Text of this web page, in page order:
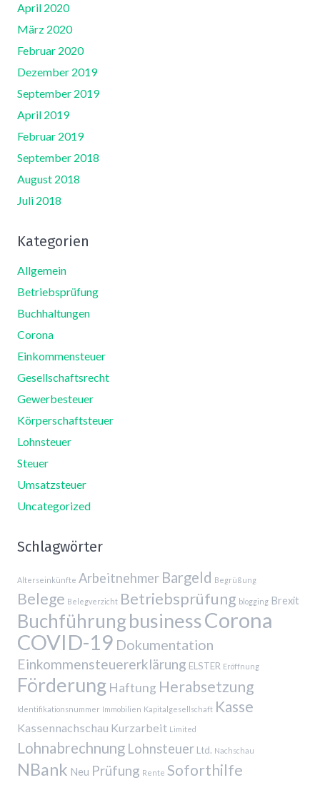
April 2020
März 2020
Februar 2020
Dezember 2019
September 2019
April 2019
Februar 2019
September 2018
August 2018
Juli 2018
Kategorien
Allgemein
Betriebsprüfung
Buchhaltungen
Corona
Einkommensteuer
Gesellschaftsrecht
Gewerbesteuer
Körperschaftsteuer
Lohnsteuer
Steuer
Umsatzsteuer
Uncategorized
Schlagwörter
Alterseinkünfte Arbeitnehmer Bargeld Begrüßung
Belege Belegverzicht Betriebsprüfung blogging Brexit
BuchführungbusinessCorona
COVID-19 Dokumentation
Einkommensteuererklärung ELSTER Eröffnung
Förderung Haftung Herabsetzung
Identifikationsnummer Immobilien Kapitalgesellschaft Kasse
Kassennachschau Kurzarbeit Limited
Lohnabrechnung Lohnsteuer Ltd. Nachschau
NBank Neu Prüfung Rente Soforthilfe